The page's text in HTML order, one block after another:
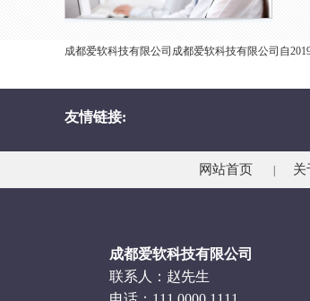
成都爱软科技有限公司成都爱软科技有限公司自
友情链接:
网站首页 关
成都爱软科技有限公司
联系人：赵先生